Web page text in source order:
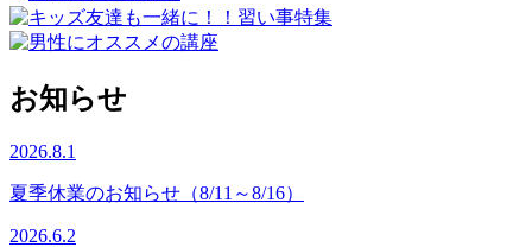
お知らせ
2026.8.1
夏季休業のお知らせ（8/11～8/16）
2026.6.2